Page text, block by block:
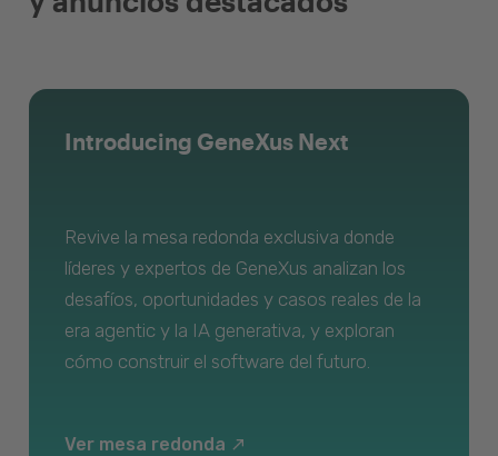
Introducing GeneXus Next
Revive la mesa redonda exclusiva donde
líderes y expertos de GeneXus analizan los
desafíos, oportunidades y casos reales de la
era agentic y la IA generativa, y exploran
cómo construir el software del futuro.
Ver mesa redonda